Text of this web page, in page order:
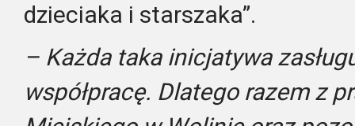
dzieciaka i starszaka”.
– Każda taka inicjatywa
współpracę. Dlatego razem z